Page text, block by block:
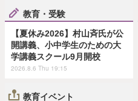
教育・受験
【夏休み2026】村山斉氏が公
開講義、小中学生のための大
学講義スクール9月開校
2026.8.6 Thu 19:15
教育イベント